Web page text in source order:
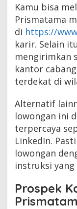
Kamu bisa
Prismatama
di https://
karir. Selain
mengirimkan
kantor
terdekat di
Alternatif
lowongan ini
terpercaya
LinkedIn.
lowongan
instruksi
Prospek